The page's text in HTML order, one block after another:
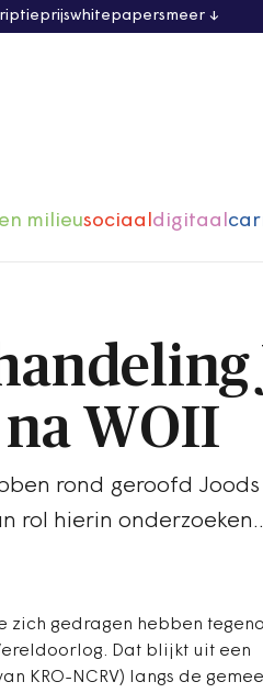
whitepapersmeer
milieusociaaldigitaal
WOII
rond geroofd
rol hierin
zich gedragen hebben
Dat blijkt uit een
KRO-NCRV) langs de